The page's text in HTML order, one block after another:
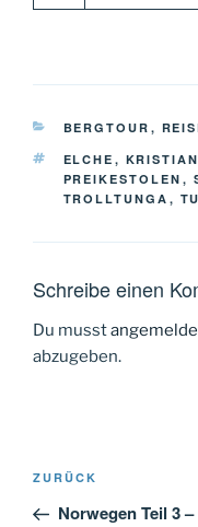
KATEGORIEN
BERGTOUR ,
SCHLAGWÖRTER
ELCHE ,
PREIKESTOLEN ,
TROLLTUNGA ,
Schreibe einen
Du musst
abzugeben.
Beitragsnavigation
Vorheriger
Beitrag
ZURÜCK
Norwegen Teil 3